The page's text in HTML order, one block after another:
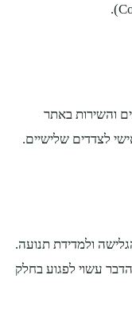
והשירות באתר
לצדדים שלישיים.
ולמדידת תנועה.
עשוי לפגוע בחלק